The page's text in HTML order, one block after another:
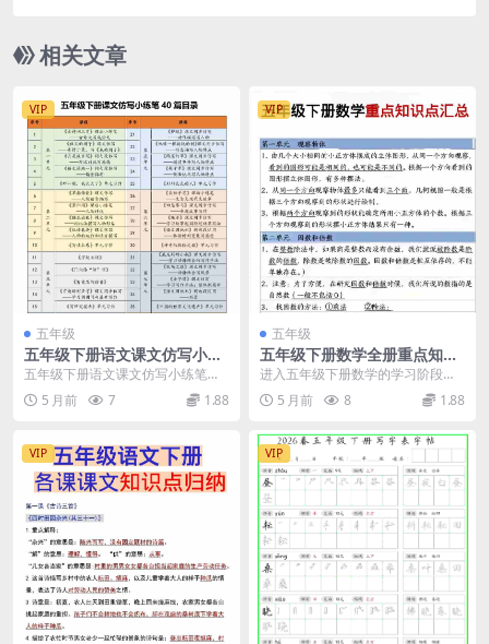
相关文章
VIP
五年级
五年级下册语文课文仿写小练
笔专项训练电子版（含写作指
导与范文）
五年级下册语文课文仿写小练笔详
情介绍 作文写不好，往往是因为缺
乏表达技巧和素材积...
5 月前 7 1.88
VIP
五年级
五年级下册数学全册重点知识
点汇总及核心提分考点归纳电
子版资料
进入五年级下册数学的学习阶段，
知识点的抽象程度和逻辑深度都有
了显著提升。为了帮助...
5 月前 8 1.88
VIP VIP